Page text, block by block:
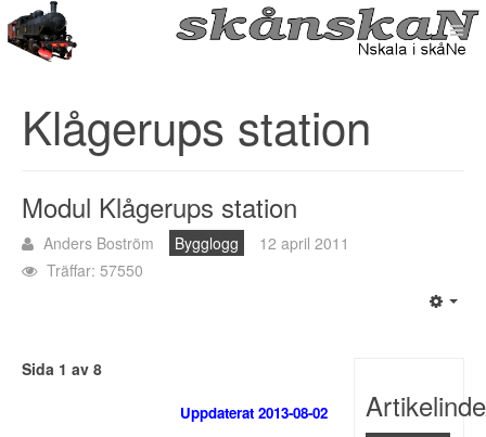
Klågerups station
Modul Klågerups station
Anders Boström Bygglogg
12 april 2011
Träffar: 57550
Sida 1 av 8
Uppdaterat 2013-08-02